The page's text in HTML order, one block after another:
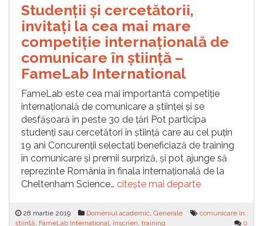
Studenții și cercetătorii,
invitați la cea mai mare
competiție internațională de
comunicare în știință –
FameLab International
FameLab este cea mai importantă competiție
internațională de comunicare a științei și se
desfășoară în peste 30 de țări Pot participa
studenți sau cercetători în știință care au cel puțin
19 ani Concurenții selectați beneficiază de training
în comunicare și premii surpriză, și pot ajunge să
reprezinte România în finala internațională de la
Cheltenham Science… citește mai departe
28 martie 2019 Domeniul academic, Generale
comunicare în
știință, FameLab International, înscrieri, training 0